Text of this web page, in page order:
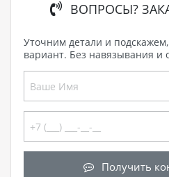
ВОПРОСЫ?
Уточним детали и
вариант. Без навязывания и
Получить